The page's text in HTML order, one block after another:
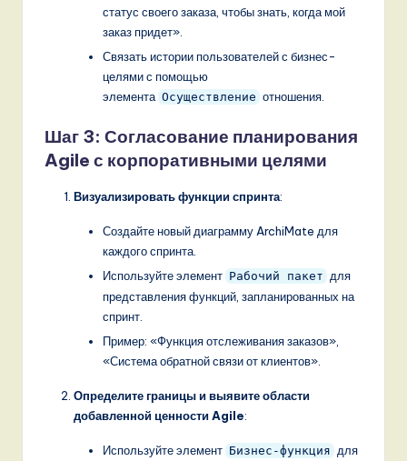
ti
o
статус своего заказа, чтобы знать, когда мой
заказ придет».
Связать истории пользователей с бизнес-
целями с помощью
элемента Осуществление отношения.
Шаг 3: Согласование планирования
Agile с корпоративными целями
Визуализировать функции спринта:
Создайте новый диаграмму ArchiMate для
каждого спринта.
Используйте элемент Рабочий пакет для
представления функций, запланированных на
спринт.
Пример: «Функция отслеживания заказов»,
«Система обратной связи от клиентов».
Определите границы и выявите области
добавленной ценности Agile:
Используйте элемент Бизнес-функция для